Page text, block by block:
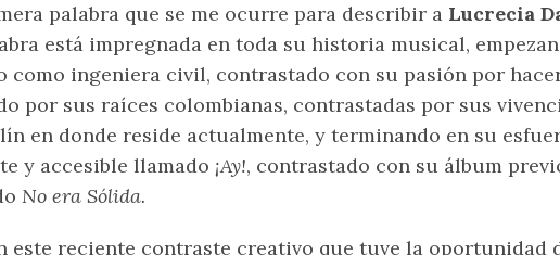
palabra que se me ocurre para describir a Lucrecia
está impregnada en toda su historia musical,
como ingeniera civil, contrastado con su pasión por
por sus raíces colombianas, contrastadas por sus
en donde reside actualmente, y terminando en su
y accesible llamado ¡Ay!, contrastado con su álbum
No era Sólida.
este reciente contraste creativo que tuve la oportunidad